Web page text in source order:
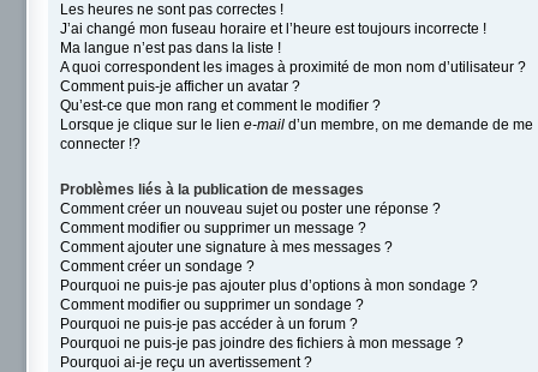
Les heures ne sont pas correctes !
J’ai changé mon fuseau horaire et l’heure est toujours incorrecte !
Ma langue n’est pas dans la liste !
A quoi correspondent les images à proximité de mon nom d’utilisateur ?
Comment puis-je afficher un avatar ?
Qu’est-ce que mon rang et comment le modifier ?
Lorsque je clique sur le lien e-mail d’un membre, on me demande de me
connecter !?
Problèmes liés à la publication de messages
Comment créer un nouveau sujet ou poster une réponse ?
Comment modifier ou supprimer un message ?
Comment ajouter une signature à mes messages ?
Comment créer un sondage ?
Pourquoi ne puis-je pas ajouter plus d’options à mon sondage ?
Comment modifier ou supprimer un sondage ?
Pourquoi ne puis-je pas accéder à un forum ?
Pourquoi ne puis-je pas joindre des fichiers à mon message ?
Pourquoi ai-je reçu un avertissement ?